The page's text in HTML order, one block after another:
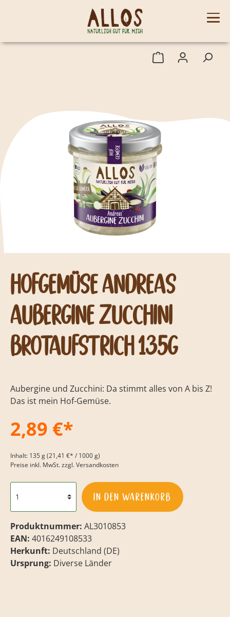
Hofgemüse Andreas
Aubergine Zucchini
Brotaufstrich 135g
Aubergine und Zucchini: Da stimmt alles von A bis Z!
Das ist mein Hof-Gemüse.
2,89 €*
Inhalt: 135 g(21,41 €* / 1000 g)
Preise inkl. MwSt. zzgl. Versandkosten
In den Warenkorb
Produktnummer: AL3010853
EAN: 4016249108533
Herkunft: Deutschland (DE)
Ursprung: Diverse Länder